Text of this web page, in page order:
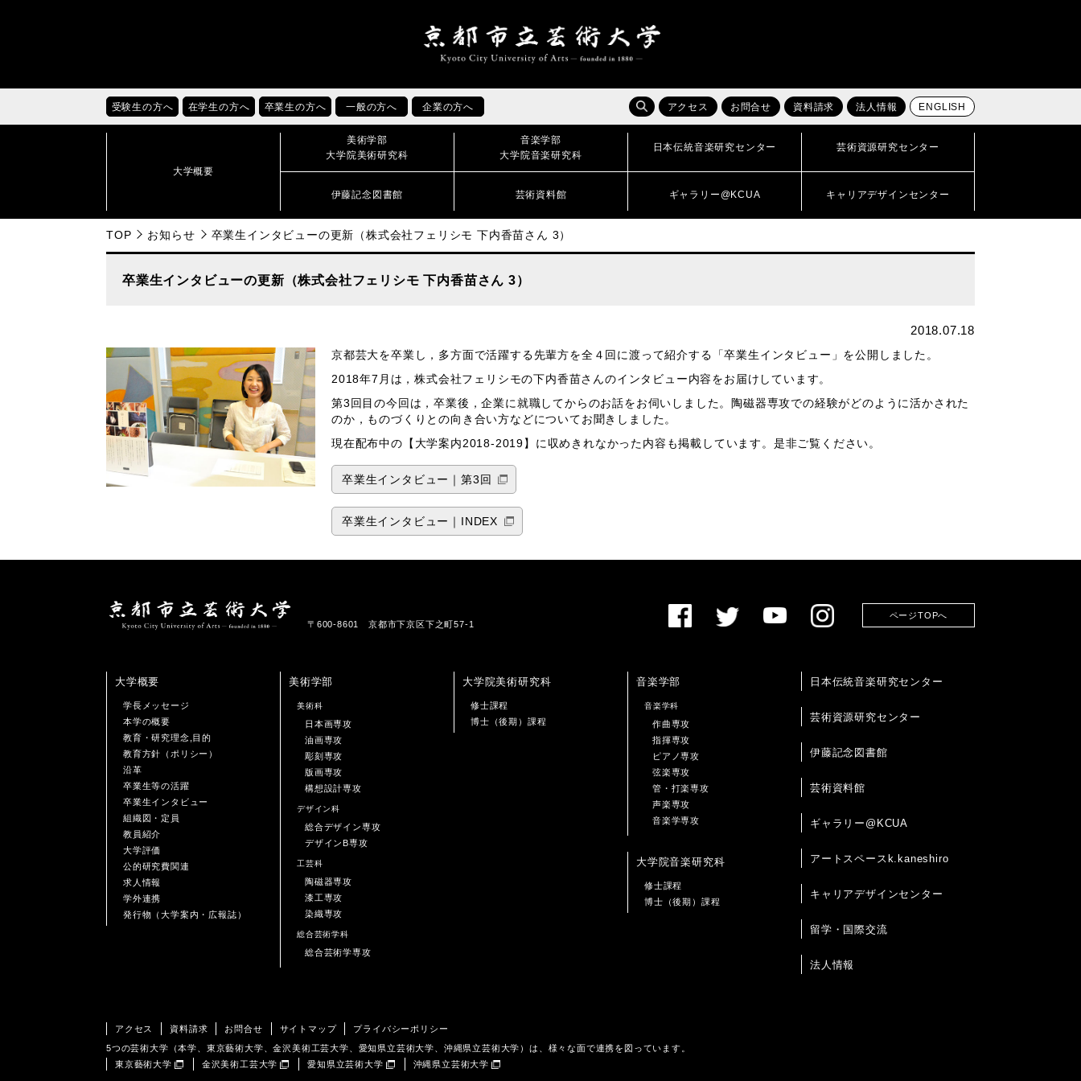
受験生の方へ 在学生の方へ 卒業生の方へ 一般の方へ 企業の方へ アクセス お問合せ 資料請求 法人情報 ENGLISH
大学概要
美術学部
大学院美術研究科
音楽学部
大学院音楽研究科
日本伝統音楽研究センター 芸術資源研究センター
伊藤記念図書館 芸術資料館 ギャラリー@KCUA キャリアデザインセンター
TOP お知らせ 卒業生インタビューの更新（株式会社フェリシモ 下内香苗さん 3）
卒業生インタビューの更新（株式会社フェリシモ 下内香苗さん 3）
2018.07.18
京都芸大を卒業し，多方面で活躍する先輩方を全４回に渡って紹介する「卒業生インタビュー」を公開しました。
2018年7月は，株式会社フェリシモの下内香苗さんのインタビュー内容をお届けしています。
第3回目の今回は，卒業後，企業に就職してからのお話をお伺いしました。陶磁器専攻での経験がどのように活かされた
のか，ものづくりとの向き合い方などについてお聞きしました。
現在配布中の【大学案内2018-2019】に収めきれなかった内容も掲載しています。是非ご覧ください。
卒業生インタビュー｜第3回
卒業生インタビュー｜INDEX
〒600-8601 京都市下京区下之町57-1
ページTOPへ
大学概要
学長メッセージ
本学の概要
教育・研究理念,目的
教育方針（ポリシー）
沿革
卒業生等の活躍
卒業生インタビュー
組織図・定員
教員紹介
大学評価
公的研究費関連
求人情報
学外連携
発行物（大学案内・広報誌）
美術学部
美術科
日本画専攻
油画専攻
彫刻専攻
版画専攻
構想設計専攻
デザイン科
総合デザイン専攻
デザインB専攻
工芸科
陶磁器専攻
漆工専攻
染織専攻
総合芸術学科
総合芸術学専攻
大学院美術研究科
修士課程
博士（後期）課程
音楽学部
音楽学科
作曲専攻
指揮専攻
ピアノ専攻
弦楽専攻
管・打楽専攻
声楽専攻
音楽学専攻
大学院音楽研究科
修士課程
博士（後期）課程
日本伝統音楽研究センター
芸術資源研究センター
伊藤記念図書館
芸術資料館
ギャラリー@KCUA
アートスペースk.kaneshiro
キャリアデザインセンター
留学・国際交流
法人情報
アクセス 資料請求 お問合せ サイトマップ
プライバシーポリシー
5つの芸術大学（本学、東京藝術大学、金沢美術工芸大学、愛知県立芸術大学、沖縄県立芸術大学）は、様々な面で連携を図っています。
東京藝術大学
金沢美術工芸大学 愛知県立芸術大学 沖縄県立芸術大学